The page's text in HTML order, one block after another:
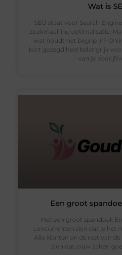
Wat is
SEO staat voor Search
zoekmachine optimalisatie.
wat houdt het begrip in?
kort gezegd heel belangrijk
van je bedrijf/
Een groot
Met een groot spandoek
concurrenten zien dat je het
Alle klanten en de rest van
zien dat jouw zaken